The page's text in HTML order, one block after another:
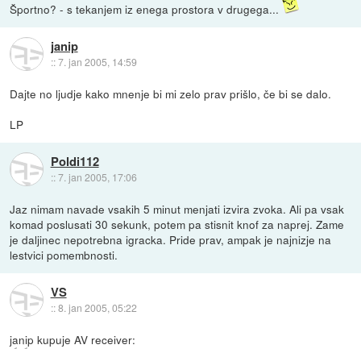
Športno? - s tekanjem iz enega prostora v drugega...
janip
::7. jan 2005, 14:59
Dajte no ljudje kako mnenje bi mi zelo prav prišlo, če bi se dalo.
LP
Poldi112
::7. jan 2005, 17:06
Jaz nimam navade vsakih 5 minut menjati izvira zvoka. Ali pa vsak
komad poslusati 30 sekunk, potem pa stisnit knof za naprej. Zame
je daljinec nepotrebna igracka. Pride prav, ampak je najnizje na
lestvici pomembnosti.
VS
::8. jan 2005, 05:22
janip kupuje AV receiver: